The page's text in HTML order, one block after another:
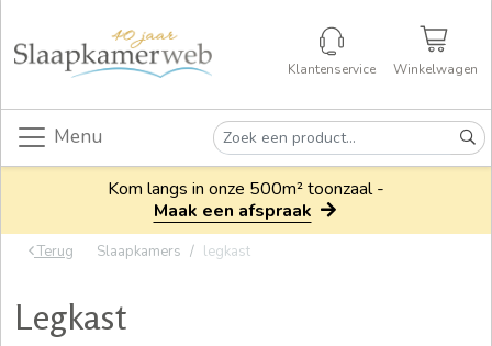
Klantenservice Winkelwagen
Menu
Kom langs in onze 500m² toonzaal -
Maak een afspraak
Terug Slaapkamers legkast
Legkast